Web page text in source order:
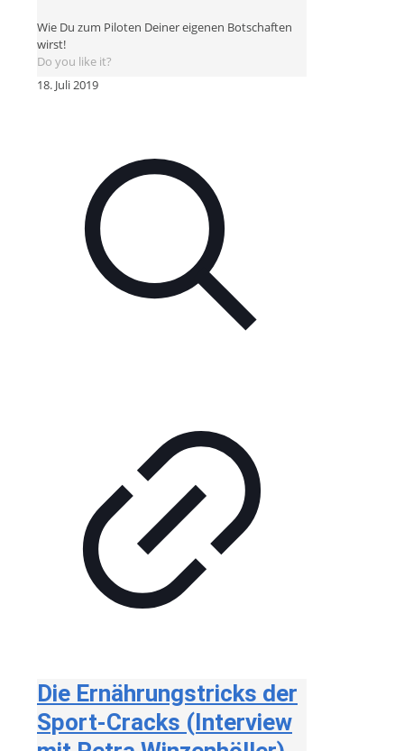
Wie Du zum Piloten Deiner eigenen Botschaften
wirst!
Do you like it?
18. Juli 2019
Die Ernährungstricks der
Sport-Cracks (Interview